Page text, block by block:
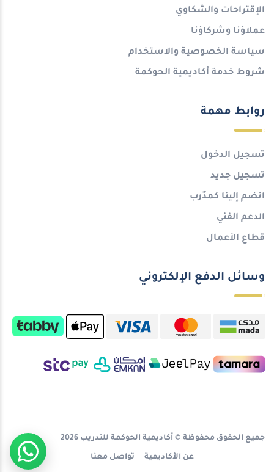
الإقتراحات والشكاوي
عملاؤنا وشركاؤنا
سياسة الخصوصية والاستخدام
شروط خدمة أكاديمية الحوكمة
روابط مهمة
تسجيل الدخول
تسجيل جديد
انضم إلينا كمدٌرب
الدعم الفني
قطاع الأعمال
وسائل الدفع الإلكتروني
جميع الحقوق محفوظة © أكاديمية الحوكمة للتدريب 2026
عن الأكاديمية تواصل معنا